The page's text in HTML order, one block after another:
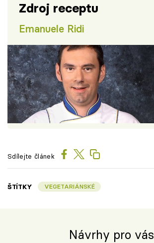
Zdroj receptu
Emanuele Ridi
Sdílejte článek
ŠTÍTKY VEGETARIÁNSKÉ
Návrhy pro vás